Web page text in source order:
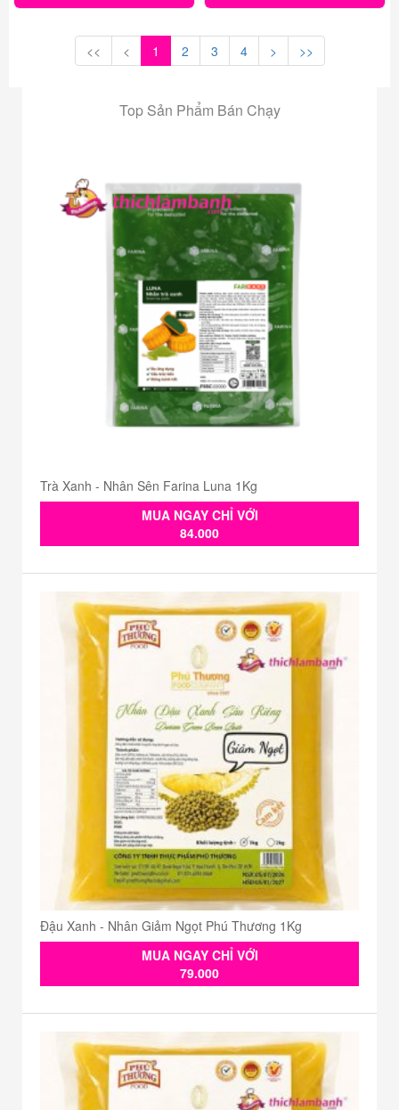
<< < 1 2 3 4 > >>
Top Sản Phẩm Bán Chạy
Trà Xanh - Nhân Sên Farina Luna 1Kg
MUA NGAY CHỈ VỚI
84.000
Đậu Xanh - Nhân Giảm Ngọt Phú Thương 1Kg
MUA NGAY CHỈ VỚI
79.000